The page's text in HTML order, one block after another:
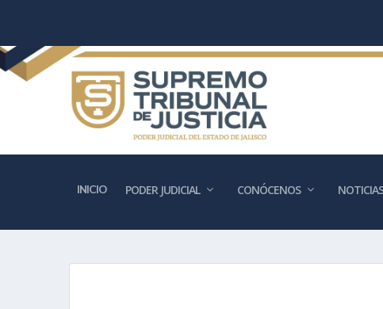
INICIO PODER JUDICIAL CONÓCENOS NOTICIAS